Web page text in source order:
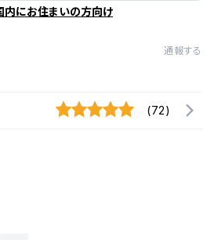
内にお住まいの方向け
通報する
(72)